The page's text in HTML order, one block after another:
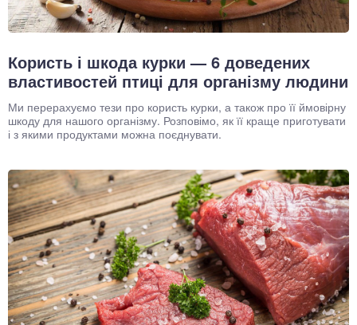
Користь і шкода курки — 6 доведених
властивостей птиці для організму людини
Ми перерахуємо тези про користь курки, а також про її ймовірну
шкоду для нашого організму. Розповімо, як її краще приготувати
і з якими продуктами можна поєднувати.